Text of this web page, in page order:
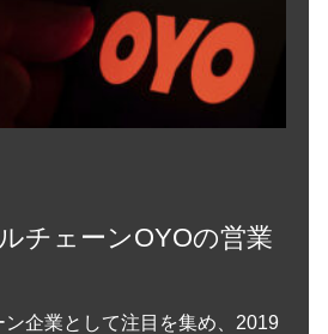
チェーンOYOの営業
企業として注目を集め、2019